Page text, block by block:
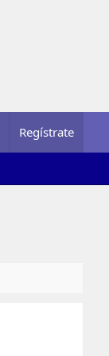
Regístrate